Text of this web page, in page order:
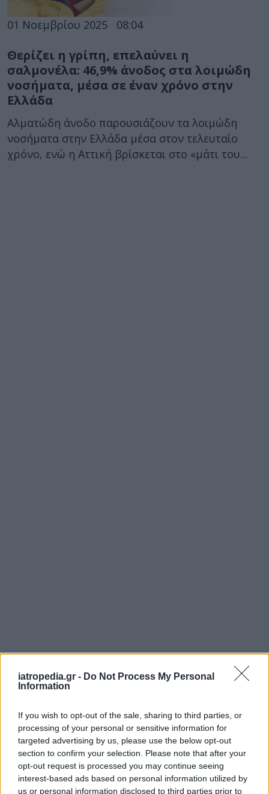
iatropedia.gr - Do Not Process My Personal
Information
If you wish to opt-out of the sale, sharing to third parties, or
processing of your personal or sensitive information for
targeted advertising by us, please use the below opt-out
section to confirm your selection. Please note that after your
opt-out request is processed you may continue seeing
interest-based ads based on personal information utilized by
us or personal information disclosed to third parties prior to
01 Νοεμβρίου 2025 08:04
Θερίζει η γρίπη, επελαύνει η
σαλμονέλα: 46,9% άνοδος στα λοιμώδη
νοσήματα, μέσα σε έναν χρόνο στην
Ελλάδα
Αλματώδη άνοδο παρουσιάζουν τα λοιμώδη
νοσήματα στην Ελλάδα μέσα στον τελευταίο
χρόνο, ενώ η Αττική βρίσκεται στο «μάτι του...
ΡΟΗ ΕΙΔΗΣΕΩΝ
ΕΙΔΗΣΕΙΣ 05 Αυγούστου 2026 20:31
Άδωνις Γεωργιάδης σε Λαμία και Σοφάδες: 7 νέα
ασθενοφόρα, Ογκολογική Κλινική και ανακαινισμένο
Κέντρο Υγείας